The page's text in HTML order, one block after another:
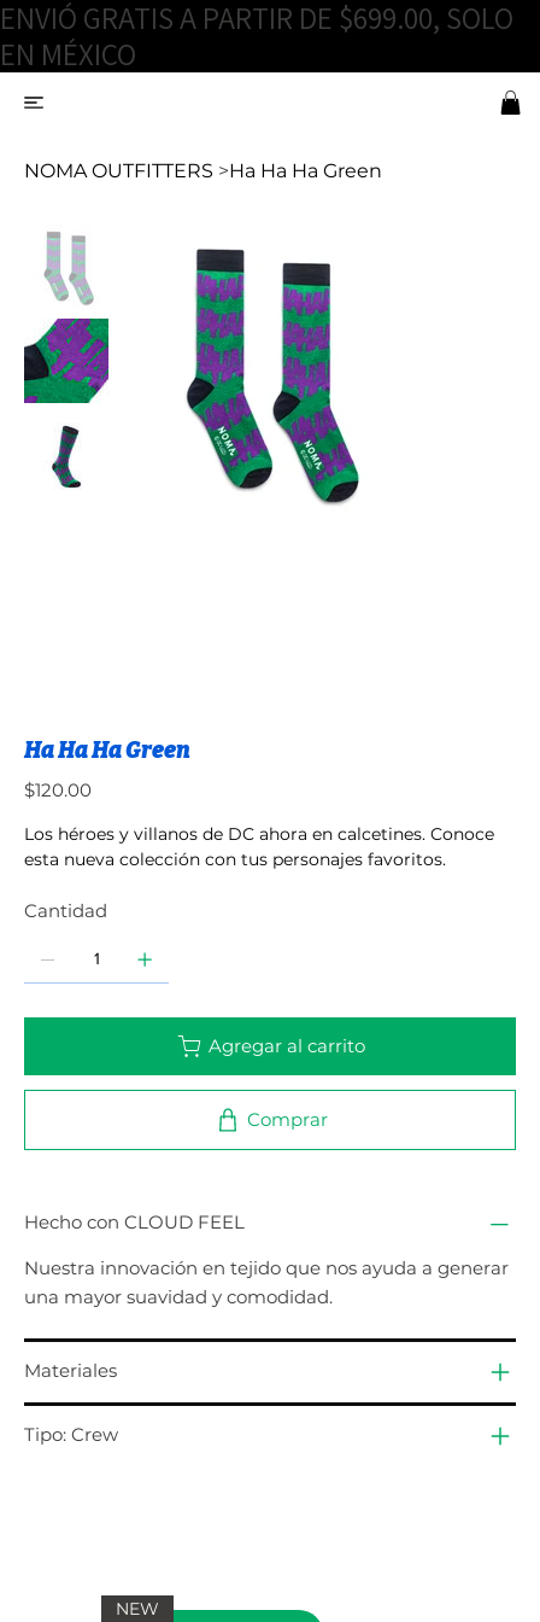
ENVIÓ GRATIS A PARTIR DE $699.00, SOLO
EN MÉXICO
NOMA OUTFITTERS >Ha Ha Ha Green
Ha Ha Ha Green
Precio
$120.00
Los héroes y villanos de DC ahora en calcetines. Conoce
esta nueva colección con tus personajes favoritos.
Cantidad
Agregar al carrito
Comprar
Hecho con CLOUD FEEL
Nuestra innovación en tejido que nos ayuda a generar
una mayor suavidad y comodidad.
Materiales
Tipo: Crew
NEW